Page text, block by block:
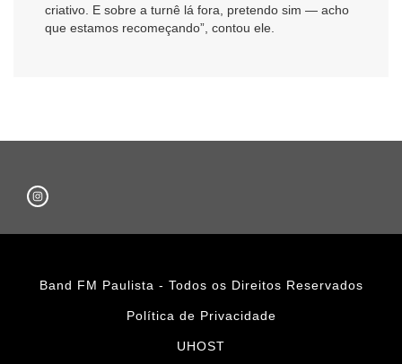
criativo. E sobre a turnê lá fora, pretendo sim — acho
que estamos recomeçando”, contou ele.
Band FM Paulista - Todos os Direitos Reservados
Política de Privacidade
UHOST